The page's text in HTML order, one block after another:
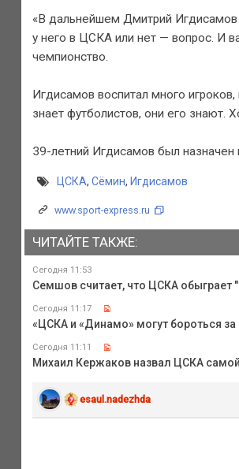
«В дальнейшем Дмитрий
у него в ЦСКА или нет — вопрос. И
чемпионство.
Игдисамов воспитал много
знает футболистов, они его знают.
39-летний Игдисамов был назначен
ЦСКА, Сёмин, Игдисамов
www.sport-express.ru
ЧИТАЙТЕ ТАКЖЕ:
Сегодня 11:53
Семшов считает, что ЦСКА
Сегодня 11:17
«ЦСКА и «Динамо» могут бороться
Сегодня 11:11
Михаил Кержаков назвал ЦСКА
esaul.nadezhda